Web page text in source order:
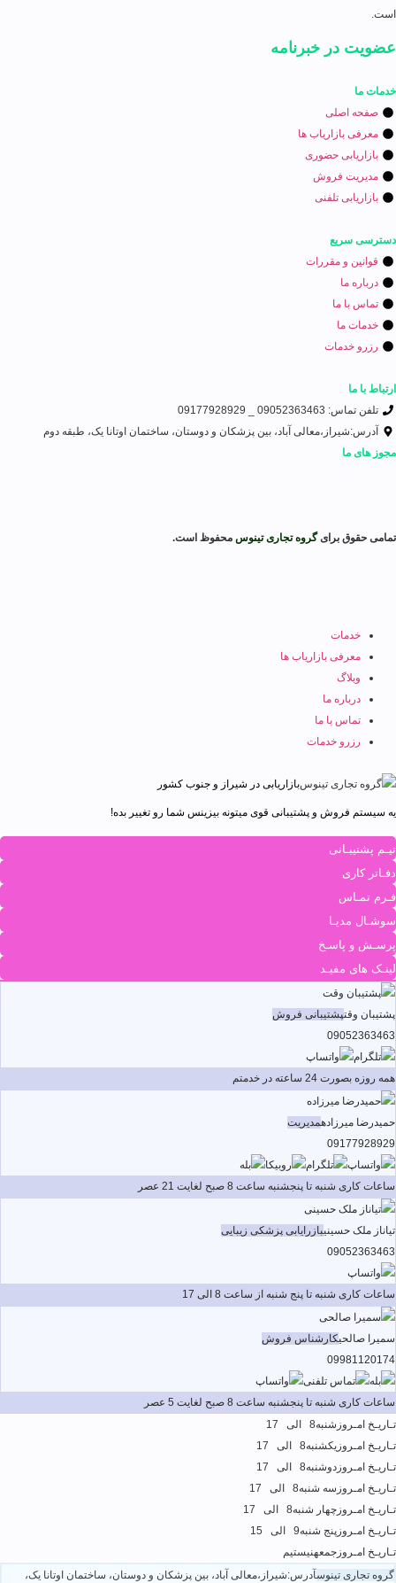
است.
عضویت در خبرنامه
خدمات ما
صفحه اصلی
معرفی بازاریاب ها
بازاریابی حضوری
مدیریت فروش
بازاریابی تلفنی
دسترسی سریع
قوانین و مقررات
درباره ما
تماس با ما
خدمات ما
رزرو خدمات
ارتباط با ما
تلفن تماس: 09052363463 _ 09177928929
آدرس:شیراز،معالی آباد، بین پزشکان و دوستان، ساختمان اوتانا یک، طبقه دوم
مجوز های ما
تمامی حقوق برایگروه تجاری تینوس محفوظ است.
خدمات
معرفی بازاریاب ها
وبلاگ
درباره ما
تماس با ما
رزرو خدمات
بازاریابی در شیراز و جنوب کشور
یه سیستم فروش و پشتیبانی قوی میتونه بیزینس شما رو تغییر بده!
تیـم پشتیبـانی
دفـاتر کاری
فـرم تمـاس
سوشـال مدیـا
پرسـش و پاسـخ
لینـک های مفیـد
پشتیبان وقتپشتیبانی فروش
09052363463
همه روزه بصورت 24 ساعته در خدمتم
حمیدرضا میرزادهمدیریت
09177928929
ساعات کاری شنبه تا پنجشنبه ساعت 8 صبح لغایت 21 عصر
تیاناز ملک حسینیبازرایابی پزشکی زیبایی
09052363463
ساعات کاری شنبه تا پنج شنبه از ساعت 8 الی 17
سمیرا صالحیکارشناس فروش
09981120174
ساعات کاری شنبه تا پنجشنبه ساعت 8 صبح لغایت 5 عصر
تـاریـخ امـروز شنبه8 الی 17
تـاریـخ امـروز یکشنبه8 الی 17
تـاریـخ امـروز دوشنبه8 الی 17
تـاریـخ امـروز سه شنبه8 الی 17
تـاریـخ امـروز چهار شنبه8 الی 17
تـاریـخ امـروز پنج شنبه9 الی 15
تـاریـخ امـروز جمعهنیستیم
گروه تجاری تینوسآدرس:شیراز،معالی آباد، بین پزشکان و دوستان، ساختمان اوتانا یک،